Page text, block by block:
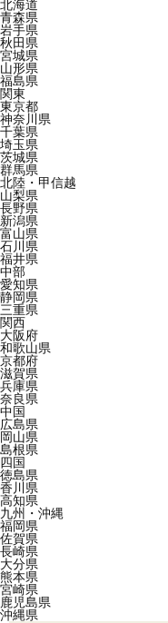
北海道
青森県
岩手県
秋田県
宮城県
山形県
福島県
関東
東京都
神奈川県
千葉県
埼玉県
茨城県
群馬県
北陸・甲信越
山梨県
長野県
新潟県
富山県
石川県
福井県
中部
愛知県
静岡県
三重県
関西
大阪府
和歌山県
京都府
滋賀県
兵庫県
奈良県
中国
広島県
岡山県
島根県
四国
徳島県
香川県
高知県
九州・沖縄
福岡県
佐賀県
長崎県
大分県
熊本県
宮崎県
鹿児島県
沖縄県